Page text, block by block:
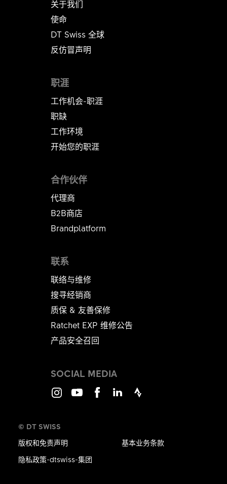
关于我们
使命
DT Swiss 全球
反仿冒声明
职涯
工作机会-职涯
职缺
工作环境
开始您的职涯
联系
联络与维修
搜寻经销商
质保 & 友善保修
Ratchet EXP 维修公告​​​​​​​
产品安全召回
合作伙伴
代理商
B2B商店
Brandplatform
SOCIAL MEDIA
© DT SWISS
版权和免责声明
隐私政策-dtswiss-集团
基本业务条款